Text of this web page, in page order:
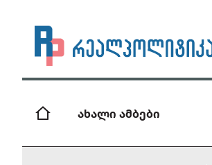
ახალი ამბები